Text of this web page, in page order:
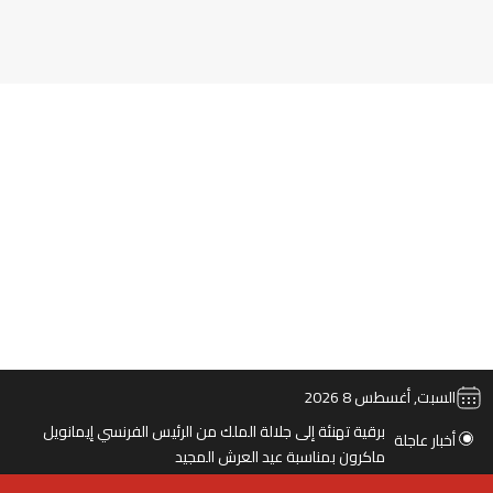
السبت, أغسطس 8 2026
أخبار عاجلة برقية تهنئة إلى جلالة الملك من الرئيس الفرنسي إيمانويل
ماكرون بمناسبة عيد العرش المجيد